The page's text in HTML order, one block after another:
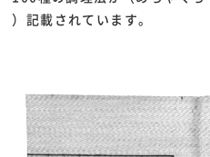
）記載されています。